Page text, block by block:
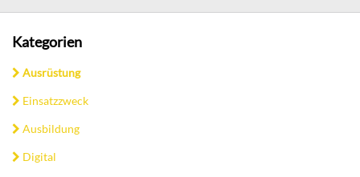
Kategorien
Ausrüstung
Einsatzzweck
Ausbildung
Digital